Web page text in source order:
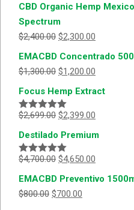
CBD Organic Hemp
Spectrum
$2,400.00 $2,300.00
EMACBD Concentrado
$1,300.00 $1,200.00
Focus Hemp Extract
Valorado
5
$2,699.00 $2,399.00
Destilado Premium
Valorado
5
$4,700.00 $4,650.00
EMACBD Preventivo
$800.00 $700.00